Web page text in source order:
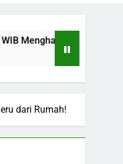
Terbaru Duel
dari Rumah!